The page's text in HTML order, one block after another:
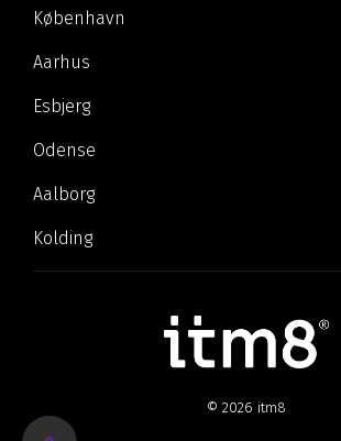
København
Aarhus
Esbjerg
Odense
Aalborg
Kolding
© 2026 itm8